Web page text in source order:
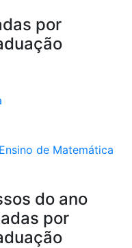
por
de Matemática
do ano
por